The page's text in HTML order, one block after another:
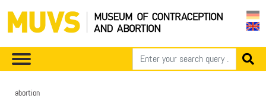
abortion